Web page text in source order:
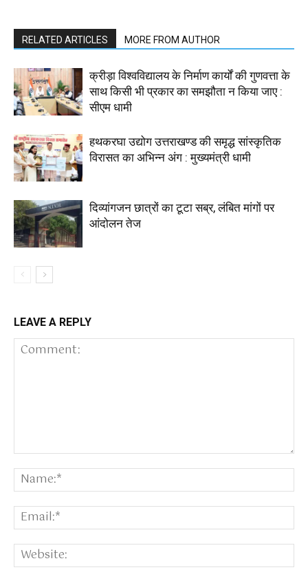
RELATED ARTICLES MORE FROM AUTHOR
क्रीड़ा विश्वविद्यालय के निर्माण कार्यों की गुणवत्ता के
साथ किसी भी प्रकार का समझौता न किया जाए :
सीएम धामी
हथकरघा उद्योग उत्तराखण्ड की समृद्ध सांस्कृतिक
विरासत का अभिन्न अंग : मुख्यमंत्री धामी
दिव्यांगजन छात्रों का टूटा सब्र, लंबित मांगों पर
आंदोलन तेज
LEAVE A REPLY